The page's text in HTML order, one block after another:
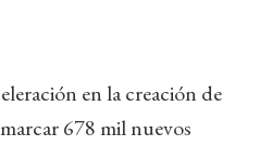
en la creación de
678 mil nuevos